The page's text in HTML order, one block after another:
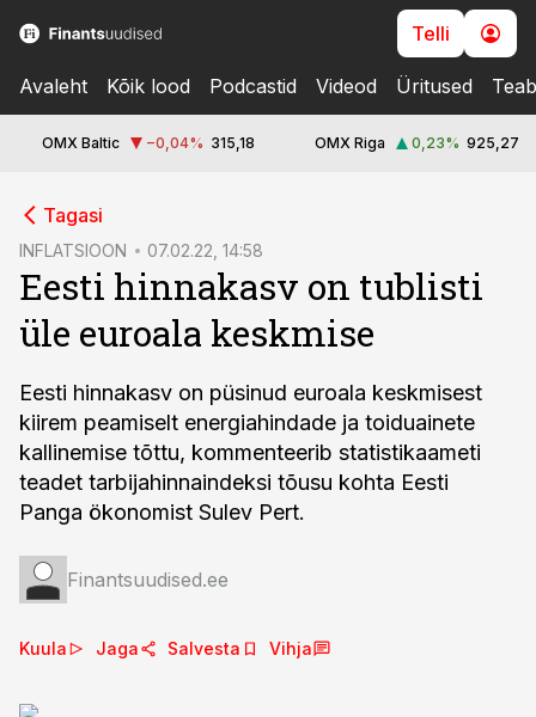
Telli
Avaleht Kõik lood Podcastid Videod Üritused
OMX Baltic −0,04% 315,18 OMX Riga 0,23% 925,27
Tagasi
INFLATSIOON 07.02.22, 14:58
Eesti hinnakasv on tublisti
üle euroala keskmise
Eesti hinnakasv on püsinud euroala keskmisest
kiirem peamiselt energiahindade ja toiduainete
kallinemise tõttu, kommenteerib statistikaameti
teadet tarbijahinnaindeksi tõusu kohta Eesti
Panga ökonomist Sulev Pert.
Finantsuudised.ee
Kuula Jaga Salvesta Vihja